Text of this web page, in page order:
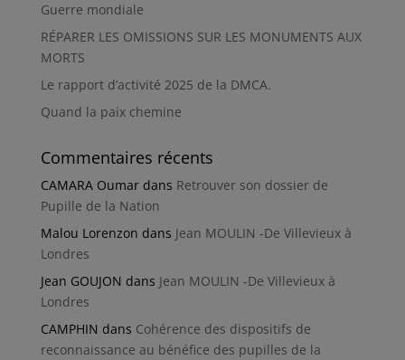
Guerre mondiale
RÉPARER LES OMISSIONS SUR LES MONUMENTS AUX
MORTS
Le rapport d’activité 2025 de la DMCA.
Quand la paix chemine
Commentaires récents
CAMARA Oumardans Retrouver son dossier de
Pupille de la Nation
Malou Lorenzon dans Jean MOULIN -De Villevieux à
Londres
Jean GOUJON dans Jean MOULIN -De Villevieux à
Londres
CAMPHIN dans Cohérence des dispositifs de
reconnaissance au bénéfice des pupilles de la